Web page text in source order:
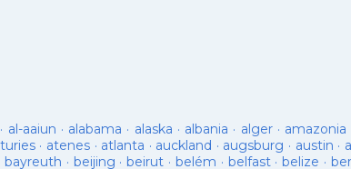
· al-aaiun · alabama · alaska · albania · alger· amazonia
· atenes · atlanta · auckland · augsburg · austin ·
bayreuth · beijing ·beirut · belém · belfast·belize ·